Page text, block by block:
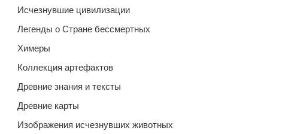
Исчезнувшие цивилизации
Легенды о Стране бессмертных
Химеры
Коллекция артефактов
Древние знания и тексты
Древние карты
Изображения исчезнувших животных